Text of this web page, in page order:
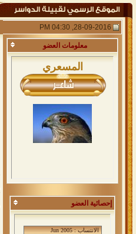
معلومات العضو
المسعري
إحصائية العضو